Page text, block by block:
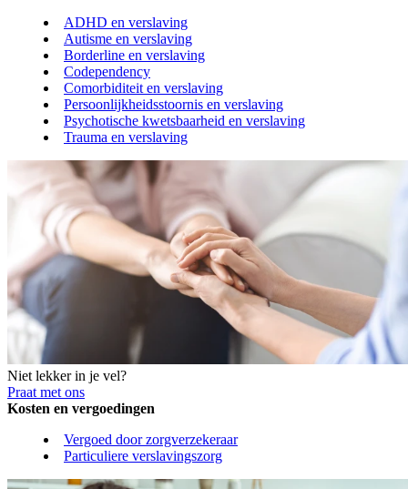
ADHD en verslaving
Autisme en verslaving
Borderline en verslaving
Codependency
Comorbiditeit en verslaving
Persoonlijkheidsstoornis en verslaving
Psychotische kwetsbaarheid en verslaving
Trauma en verslaving
Niet lekker in je vel?
Praat met ons
Kosten en vergoedingen
Vergoed door zorgverzekeraar
Particuliere verslavingszorg